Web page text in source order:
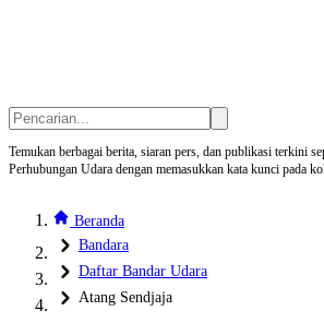
Temukan berbagai berita, siaran pers, dan publikasi terkini
Perhubungan Udara dengan memasukkan kata kunci pada
Beranda
Bandara
Daftar Bandar Udara
Atang Sendjaja